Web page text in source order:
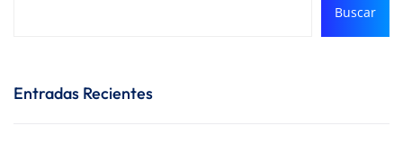
Buscar
Entradas Recientes